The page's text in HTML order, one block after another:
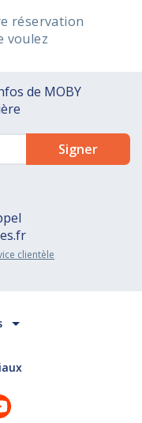
réservation
voulez
de MOBY
clientèle